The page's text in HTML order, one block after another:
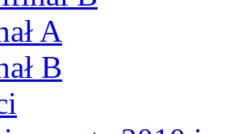
A
B